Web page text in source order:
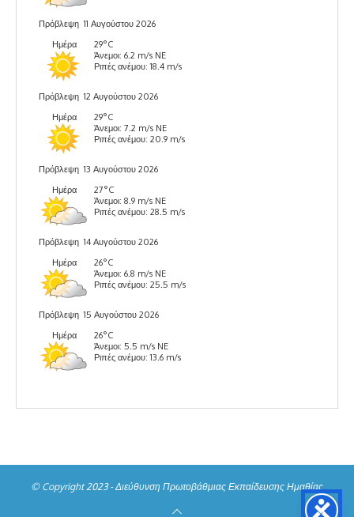
Πρόβλεψη 11 Αυγούστου 2026
Ημέρα
29°C
Άνεμοι: 6.2 m/s NE
Ριπές ανέμου: 18.4 m/s
Πρόβλεψη 12 Αυγούστου 2026
Ημέρα
29°C
Άνεμοι: 7.2 m/s NE
Ριπές ανέμου: 20.9 m/s
Πρόβλεψη 13 Αυγούστου 2026
Ημέρα
27°C
Άνεμοι: 8.9 m/s NE
Ριπές ανέμου: 28.5 m/s
Πρόβλεψη 14 Αυγούστου 2026
Ημέρα
26°C
Άνεμοι: 6.8 m/s NE
Ριπές ανέμου: 25.5 m/s
Πρόβλεψη 15 Αυγούστου 2026
Ημέρα
26°C
Άνεμοι: 5.5 m/s NE
Ριπές ανέμου: 13.6 m/s
© Copyright 2023 - Διεύθυνση Πρωτοβάθμιας Εκπαίδευσης Ημαθίας